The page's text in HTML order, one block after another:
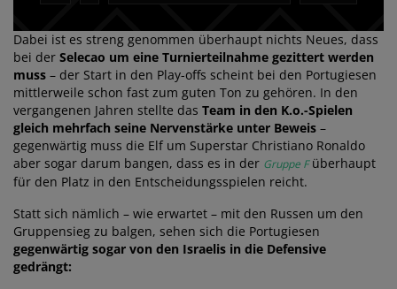
Dabei ist es streng genommen überhaupt nichts Neues, dass
bei der Selecao um eine Turnierteilnahme gezittert werden
muss – der Start in den Play-offs scheint bei den Portugiesen
mittlerweile schon fast zum guten Ton zu gehören. In den
vergangenen Jahren stellte das Team in den K.o.-Spielen
gleich mehrfach seine Nervenstärke unter Beweis –
gegenwärtig muss die Elf um Superstar Christiano Ronaldo
aber sogar darum bangen, dass es in der Gruppe Füberhaupt
für den Platz in den Entscheidungsspielen reicht.
Statt sich nämlich – wie erwartet – mit den Russen um den
Gruppensieg zu balgen, sehen sich die Portugiesen
gegenwärtig sogar von den Israelis in die Defensive
gedrängt: